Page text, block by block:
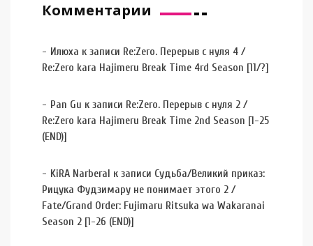
Комментарии
Илюха к записи Re:Zero. Перерыв с нуля 4 /
Re:Zero kara Hajimeru Break Time 4rd Season [11/?]
Pan Gu к записи Re:Zero. Перерыв с нуля 2 /
Re:Zero kara Hajimeru Break Time 2nd Season [1-25
(END)]
KiRA Narberal к записи Судьба/Великий приказ:
Рицука Фудзимару не понимает этого 2 /
Fate/Grand Order: Fujimaru Ritsuka wa Wakaranai
Season 2 [1-26 (END)]